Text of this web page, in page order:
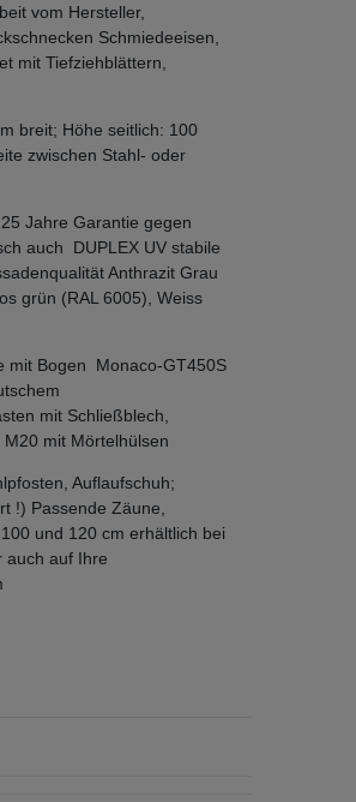
vom Hersteller,
Schmiedeeisen,
mit Tiefziehblättern,
breit; Höhe seitlich: 100
zwischen Stahl- oder
Jahre Garantie gegen
auch DUPLEX UV stabile
Anthrazit Grau
grün (RAL 6005), Weiss
mit Bogen Monaco-GT450S
mit Schließblech,
mit Mörtelhülsen
Auflaufschuh;
!) Passende Zäune,
und 120 cm erhältlich bei
auch auf Ihre